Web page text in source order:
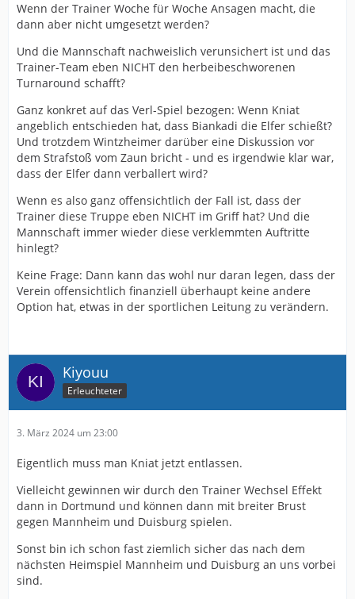
Wenn der Trainer Woche für Woche Ansagen macht, die
dann aber nicht umgesetzt werden?
Und die Mannschaft nachweislich verunsichert ist und das
Trainer-Team eben NICHT den herbeibeschworenen
Turnaround schafft?
Ganz konkret auf das Verl-Spiel bezogen: Wenn Kniat
angeblich entschieden hat, dass Biankadi die Elfer schießt?
Und trotzdem Wintzheimer darüber eine Diskussion vor
dem Strafstoß vom Zaun bricht - und es irgendwie klar war,
dass der Elfer dann verballert wird?
Wenn es also ganz offensichtlich der Fall ist, dass der
Trainer diese Truppe eben NICHT im Griff hat? Und die
Mannschaft immer wieder diese verklemmten Auftritte
hinlegt?
Keine Frage: Dann kann das wohl nur daran legen, dass der
Verein offensichtlich finanziell überhaupt keine andere
Option hat, etwas in der sportlichen Leitung zu verändern.
Kiyouu
Erleuchteter
3. März 2024 um 23:00
Eigentlich muss man Kniat jetzt entlassen.
Vielleicht gewinnen wir durch den Trainer Wechsel Effekt
dann in Dortmund und können dann mit breiter Brust
gegen Mannheim und Duisburg spielen.
Sonst bin ich schon fast ziemlich sicher das nach dem
nächsten Heimspiel Mannheim und Duisburg an uns vorbei
sind.